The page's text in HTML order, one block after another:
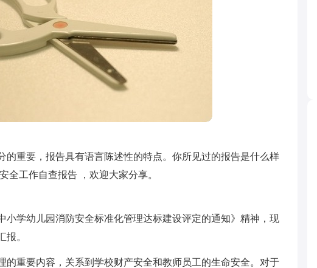
的重要，报告具有语言陈述性的特点。你所见过的报告是什么样
全工作自查报告 ，欢迎大家分享。
小学幼儿园消防安全标准化管理达标建设评定的通知》精神，现
报。
的重要内容，关系到学校财产安全和教师员工的生命安全。对于